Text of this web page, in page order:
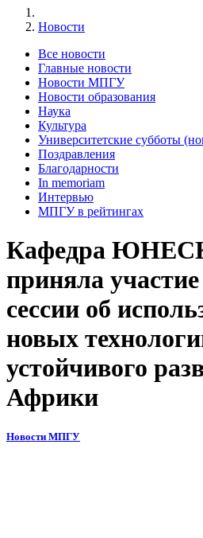
Новости
Все новости
Главные новости
Новости МПГУ
Новости образования
Наука
Культура
Университетские субботы
Поздравления
Благодарности
In memoriam
Интервью
МПГУ в рейтингах
Кафедра
приняла
сессии об
новых
устойчивого
Африки
Новости МПГУ